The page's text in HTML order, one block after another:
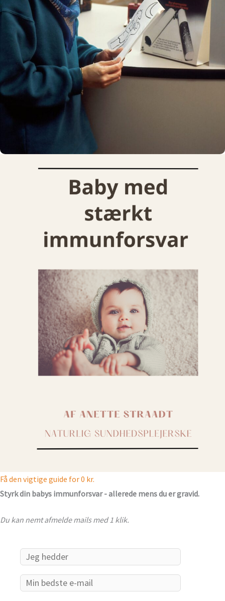
Få den vigtige guide for 0 kr.
Styrk din babys immunforsvar - allerede mens du er gravid.
Du kan nemt afmelde mails med 1 klik.